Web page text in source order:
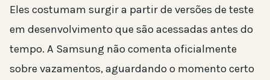
Eles costumam surgir a partir de versões de teste
em desenvolvimento que são acessadas antes do
tempo. A Samsung não comenta oficialmente
sobre vazamentos, aguardando o momento certo